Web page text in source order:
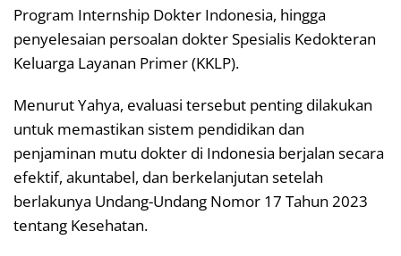
Program Internship Dokter Indonesia, hingga
penyelesaian persoalan dokter Spesialis Kedokteran
Keluarga Layanan Primer (KKLP).
Menurut Yahya, evaluasi tersebut penting dilakukan
untuk memastikan sistem pendidikan dan
penjaminan mutu dokter di Indonesia berjalan secara
efektif, akuntabel, dan berkelanjutan setelah
berlakunya Undang-Undang Nomor 17 Tahun 2023
tentang Kesehatan.